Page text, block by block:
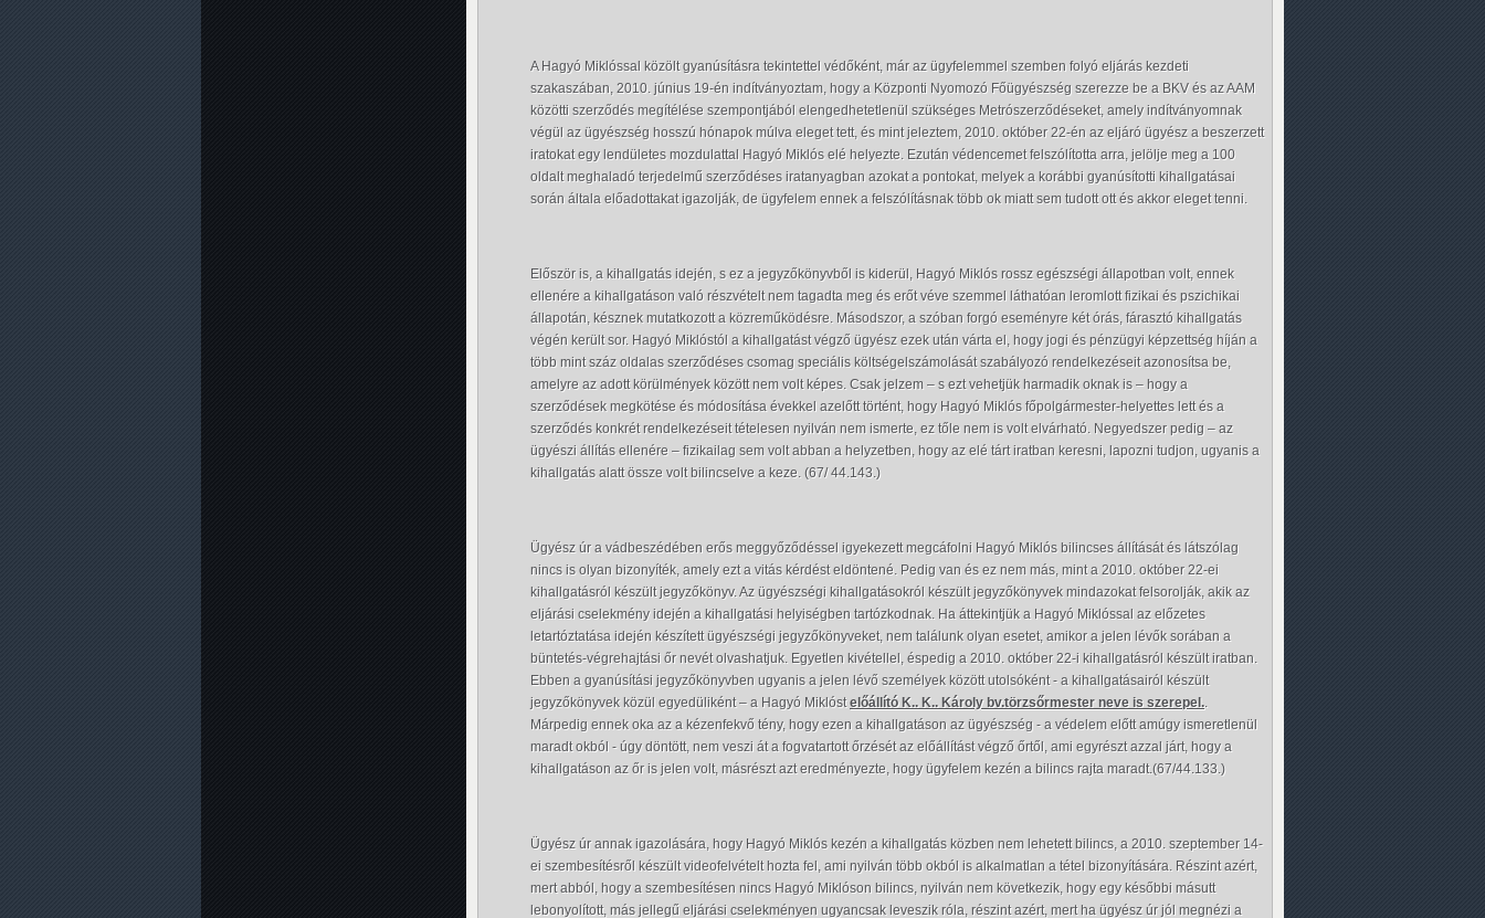
A Hagyó Miklóssal közölt gyanúsításra tekintettel védőként, már az ügyfelemmel szemben folyó eljárás kezdeti
szakaszában, 2010. június 19-én indítványoztam, hogy a Központi Nyomozó Főügyészség szerezze be a BKV és az AAM
közötti szerződés megítélése szempontjából elengedhetetlenül szükséges Metrószerződéseket, amely indítványomnak
végül az ügyészség hosszú hónapok múlva eleget tett, és mint jeleztem, 2010. október 22-én az eljáró ügyész a beszerzett
iratokat egy lendületes mozdulattal Hagyó Miklós elé helyezte. Ezután védencemet felszólította arra, jelölje meg a 100
oldalt meghaladó terjedelmű szerződéses iratanyagban azokat a pontokat, melyek a korábbi gyanúsítotti kihallgatásai
során általa előadottakat igazolják, de ügyfelem ennek a felszólításnak több ok miatt sem tudott ott és akkor eleget tenni.
Először is, a kihallgatás idején, s ez a jegyzőkönyvből is kiderül, Hagyó Miklós rossz egészségi állapotban volt, ennek
ellenére a kihallgatáson való részvételt nem tagadta meg és erőt véve szemmel láthatóan leromlott fizikai és pszichikai
állapotán, késznek mutatkozott a közreműködésre. Másodszor, a szóban forgó eseményre két órás, fárasztó kihallgatás
végén került sor. Hagyó Miklóstól a kihallgatást végző ügyész ezek után várta el, hogy jogi és pénzügyi képzettség híján a
több mint száz oldalas szerződéses csomag speciális költségelszámolását szabályozó rendelkezéseit azonosítsa be,
amelyre az adott körülmények között nem volt képes. Csak jelzem – s ezt vehetjük harmadik oknak is – hogy a
szerződések megkötése és módosítása évekkel azelőtt történt, hogy Hagyó Miklós főpolgármester-helyettes lett és a
szerződés konkrét rendelkezéseit tételesen nyilván nem ismerte, ez tőle nem is volt elvárható. Negyedszer pedig – az
ügyészi állítás ellenére – fizikailag sem volt abban a helyzetben, hogy az elé tárt iratban keresni, lapozni tudjon, ugyanis a
kihallgatás alatt össze volt bilincselve a keze. (67/ 44.143.)
Ügyész úr a vádbeszédében erős meggyőződéssel igyekezett megcáfolni Hagyó Miklós bilincses állítását és látszólag
nincs is olyan bizonyíték, amely ezt a vitás kérdést eldöntené. Pedig van és ez nem más, mint a 2010. október 22-ei
kihallgatásról készült jegyzőkönyv. Az ügyészségi kihallgatásokról készült jegyzőkönyvek mindazokat felsorolják, akik az
eljárási cselekmény idején a kihallgatási helyiségben tartózkodnak. Ha áttekintjük a Hagyó Miklóssal az előzetes
letartóztatása idején készített ügyészségi jegyzőkönyveket, nem találunk olyan esetet, amikor a jelen lévők sorában a
büntetés-végrehajtási őr nevét olvashatjuk. Egyetlen kivétellel, éspedig a 2010. október 22-i kihallgatásról készült iratban.
Ebben a gyanúsítási jegyzőkönyvben ugyanis a jelen lévő személyek között utolsóként - a kihallgatásairól készült
jegyzőkönyvek közül egyedüliként – a Hagyó Miklóstelőállító K.. K.. Károly bv.törzsőrmester neve is szerepel..
Márpedig ennek oka az a kézenfekvő tény, hogy ezen a kihallgatáson az ügyészség - a védelem előtt amúgy ismeretlenül
maradt okból - úgy döntött, nem veszi át a fogvatartott őrzését az előállítást végző őrtől, ami egyrészt azzal járt, hogy a
kihallgatáson az őr is jelen volt, másrészt azt eredményezte, hogy ügyfelem kezén a bilincs rajta maradt.(67/44.133.)
Ügyész úr annak igazolására, hogy Hagyó Miklós kezén a kihallgatás közben nem lehetett bilincs, a 2010. szeptember 14-
ei szembesítésről készült videofelvételt hozta fel, ami nyilván több okból is alkalmatlan a tétel bizonyítására. Részint azért,
mert abból, hogy a szembesítésen nincs Hagyó Miklóson bilincs, nyilván nem következik, hogy egy későbbi másutt
lebonyolított, más jellegű eljárási cselekményen ugyancsak leveszik róla, részint azért, mert ha ügyész úr jól megnézi a